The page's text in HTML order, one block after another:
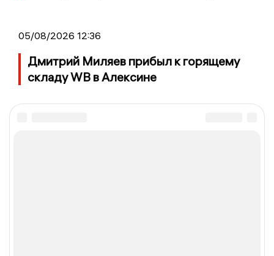
05/08/2026 12:36
Дмитрий Миляев прибыл к горящему
складу WB в Алексине